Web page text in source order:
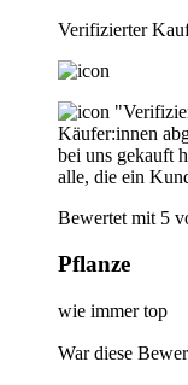
Verifizierter
Käufer:innen
bei uns gekauft
alle, die ein
Bewertet mit 5
Pflanze
wie immer top
War diese